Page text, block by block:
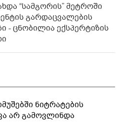
“სამგორის” მეტროში
გარდაცვალების
- ცნობილია ექსპერტიზის
ნიტრატების
არ გამოვლინდა